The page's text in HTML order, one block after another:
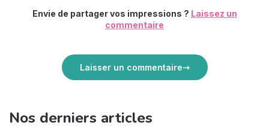
Envie de partager vos impressions ? Laissez un
commentaire
Laisser un commentaire
Nos derniers articles